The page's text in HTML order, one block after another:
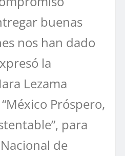
buenas
nos han dado
la
Lezama
Próspero,
para
de